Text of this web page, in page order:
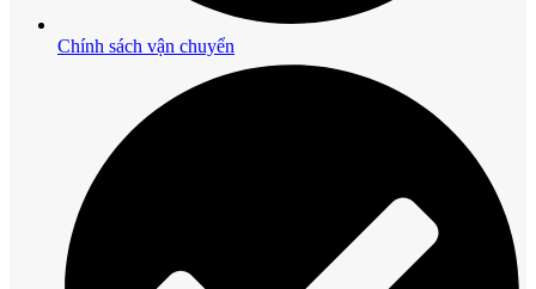
Chính sách vận chuyển